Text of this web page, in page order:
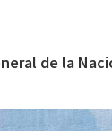
de la